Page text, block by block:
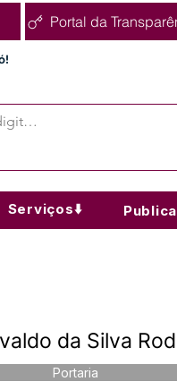
Portal da
Serviços⬇️
da Silva
Portaria